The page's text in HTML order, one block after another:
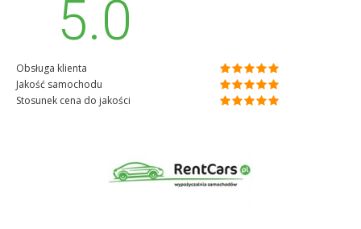
5.0
Obsługa klienta
Jakość samochodu
Stosunek cena do jakości